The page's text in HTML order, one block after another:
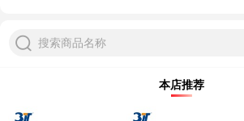
搜索商品名称
本店推荐